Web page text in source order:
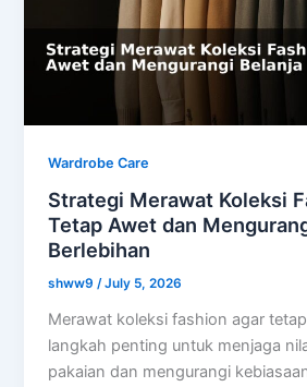
Wardrobe Care
Strategi Merawat Koleksi
Tetap Awet dan
Berlebihan
shww9/July 5, 2026
Merawat koleksi fashion agar
langkah penting untuk menjaga
pakaian dan mengurangi